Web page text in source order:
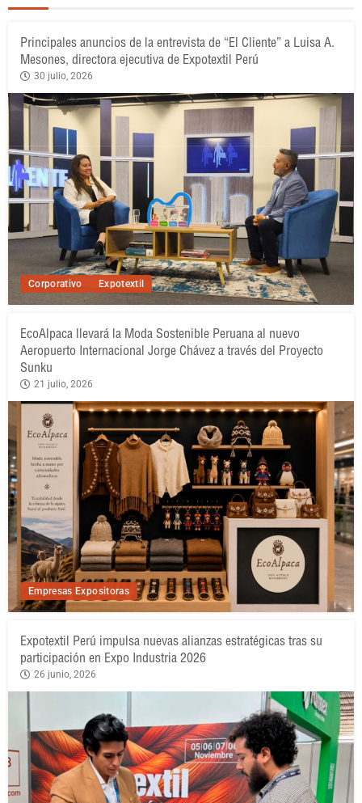
Corporativo Expotextil
Principales anuncios de la entrevista de “El Cliente” a Luisa A.
Mesones, directora ejecutiva de Expotextil Perú
30 julio, 2026
Empresas Expositoras
EcoAlpaca llevará la Moda Sostenible Peruana al nuevo
Aeropuerto Internacional Jorge Chávez a través del Proyecto
Sunku
21 julio, 2026
Expotextil Perú impulsa nuevas alianzas estratégicas tras su
participación en Expo Industria 2026
26 junio, 2026